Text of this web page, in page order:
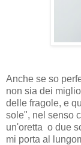
Anche se so
non sia dei
delle fragole, e
sole", nel senso
un'oretta o due
mi porta al